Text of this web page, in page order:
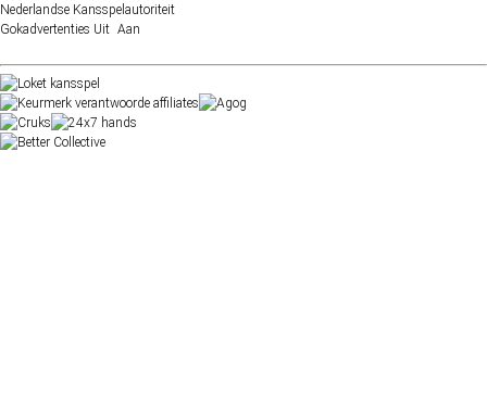
Nederlandse Kansspelautoriteit
Gokadvertenties Uit Aan